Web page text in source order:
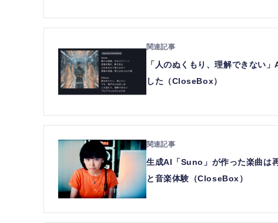
「人のぬくもり、理解できない
した（CloseBox）
生成AI「Suno」が作った楽曲は
と音楽体験（CloseBox）